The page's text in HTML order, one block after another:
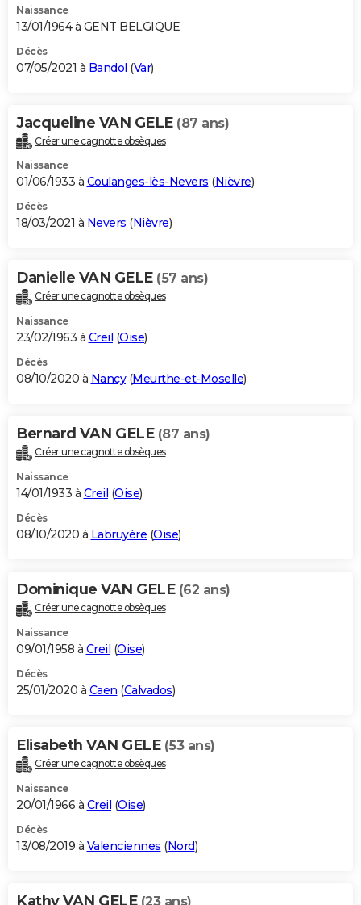
Naissance
13/01/1964 à GENT BELGIQUE
Décès
07/05/2021 à Bandol (Var)
Jacqueline VAN GELE (87 ans)
Créer une cagnotte obsèques
Naissance
01/06/1933 à Coulanges-lès-Nevers (Nièvre)
Décès
18/03/2021 à Nevers (Nièvre)
Danielle VAN GELE (57 ans)
Créer une cagnotte obsèques
Naissance
23/02/1963 à Creil (Oise)
Décès
08/10/2020 à Nancy(Meurthe-et-Moselle)
Bernard VAN GELE (87 ans)
Créer une cagnotte obsèques
Naissance
14/01/1933 à Creil (Oise)
Décès
08/10/2020 à Labruyère (Oise)
Dominique VAN GELE (62 ans)
Créer une cagnotte obsèques
Naissance
09/01/1958 à Creil (Oise)
Décès
25/01/2020 à Caen (Calvados)
Elisabeth VAN GELE (53 ans)
Créer une cagnotte obsèques
Naissance
20/01/1966 à Creil (Oise)
Décès
13/08/2019 à Valenciennes (Nord)
Kathy VAN GELE (23 ans)